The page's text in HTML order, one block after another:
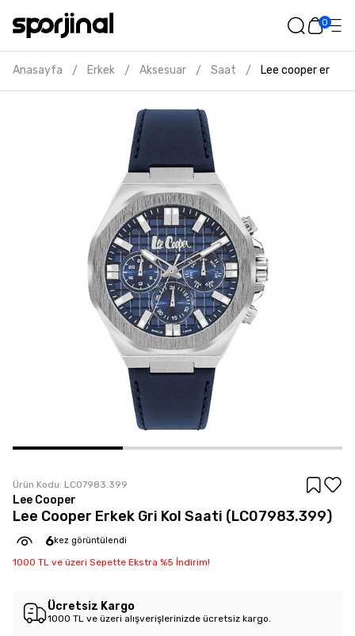
0
Anasayfa / Erkek / Aksesuar / Saat / Lee cooper erkek
Ürün Kodu: LC07983.399
Lee Cooper
Lee Cooper Erkek Gri Kol Saati (LC07983.399)
6kez görüntülendi
1000 TL ve üzeri Sepette Ekstra %5 İndirim!
Ücretsiz Kargo
1000 TL ve üzeri alışverişlerinizde ücretsiz kargo.